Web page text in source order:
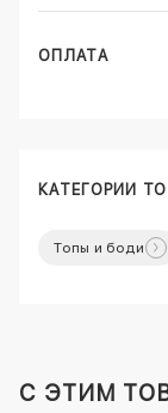
ОПЛАТА
КАТЕГОРИИ
Топы и боди
C ЭТИМ